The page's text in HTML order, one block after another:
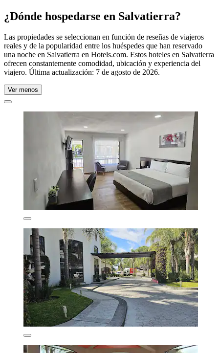
¿Dónde hospedarse en Salvatierra?
Las propiedades se seleccionan en función de reseñas de viajeros
reales y de la popularidad entre los huéspedes que han reservado
una noche en Salvatierra en Hotels.com. Estos hoteles en Salvatierra
ofrecen constantemente comodidad, ubicación y experiencia del
viajero. Última actualización: 7 de agosto de 2026.
Ver menos